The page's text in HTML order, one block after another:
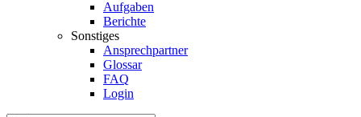
Aufgaben
Berichte
Sonstiges
Ansprechpartner
Glossar
FAQ
Login